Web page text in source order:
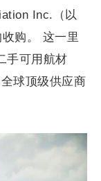
Inc.（以
购。 这一里
手可用航材
球顶级供应商